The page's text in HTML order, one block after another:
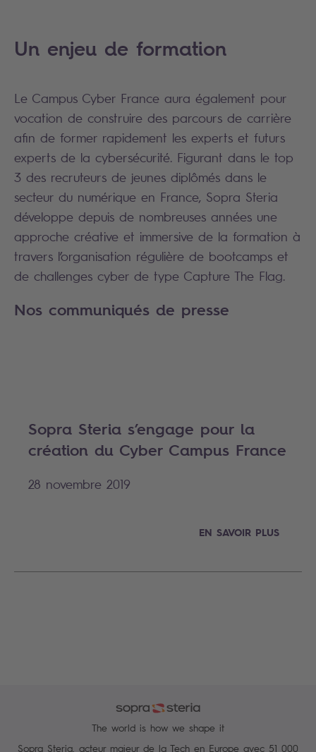
Un enjeu de formation
Le Campus Cyber France aura également pour
vocation de construire des parcours de carrière
afin de former rapidement les experts et futurs
experts de la cybersécurité. Figurant dans le top
3 des recruteurs de jeunes diplômés dans le
secteur du numérique en France, Sopra Steria
développe depuis de nombreuses années une
approche créative et immersive de la formation à
travers l’organisation régulière de bootcamps et
de challenges cyber de type Capture The Flag.
Nos communiqués de presse
Sopra Steria s’engage pour la
création du Cyber Campus France
28 novembre 2019
EN SAVOIR PLUS
The world is how we shape it
Sopra Steria, acteur majeur de la Tech en Europe avec 51 000